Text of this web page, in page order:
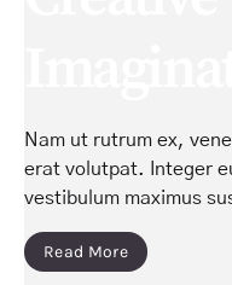
Nam ut rutrum ex,
erat volutpat. Integer
vestibulum maximus
Read More